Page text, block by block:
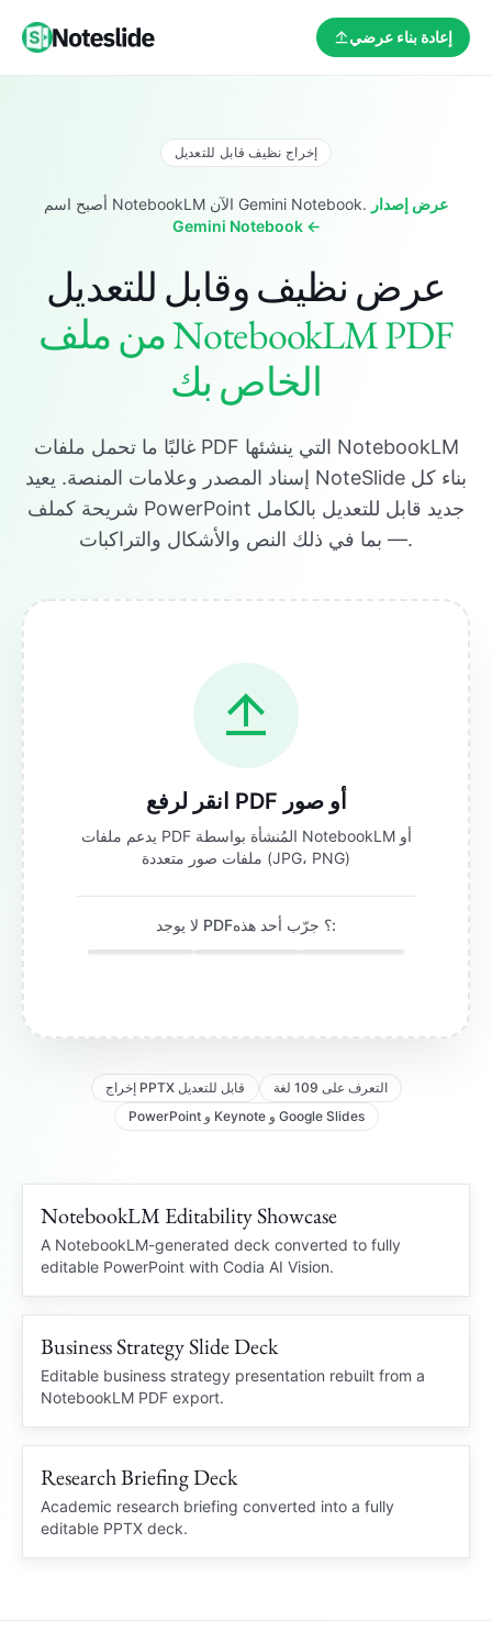
إعادة بناء عرضي
إخراج نظيف قابل للتعديل
أصبح اسم NotebookLM الآن Gemini Notebook. عرض إصدار
Gemini Notebook ←
عرض نظيف وقابل للتعديل
من ملف NotebookLM PDF
الخاص بك
غالبًا ما تحمل ملفات PDF التي ينشئها NotebookLM
إسناد المصدر وعلامات المنصة. يعيد NoteSlide بناء كل
شريحة كملف PowerPoint جديد قابل للتعديل بالكامل
— بما في ذلك النص والأشكال والتراكبات.
انقر لرفع PDF أو صور
يدعم ملفات PDF المُنشأة بواسطة NotebookLM أو
ملفات صور متعددة (JPG، PNG)
لا يوجد PDF؟ جرّب أحد هذه:
إخراج PPTX قابل للتعديل
التعرف على 109 لغة
PowerPoint و Keynote و Google Slides
NOTEBOOKLM PDF
Locked PDF
Editable PowerPoint
NotebookLM Editability Showcase
A NotebookLM-generated deck converted to fully
editable PowerPoint with Codia AI Vision.
STRATEGY DECK
Market insight
Business Strategy Slide Deck
Editable business strategy presentation rebuilt from a
NotebookLM PDF export.
RESEARCH BRIEF
Citation notes and diagrams rebuilt
Research Briefing Deck
Academic research briefing converted into a fully
editable PPTX deck.